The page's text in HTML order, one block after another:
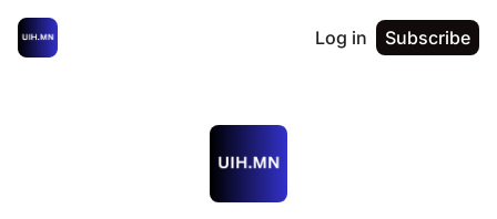
Log in Subscribe